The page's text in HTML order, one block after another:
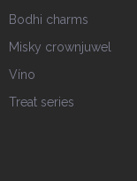
Bodhi charms
Misky crownjuwel
Víno
Treat series